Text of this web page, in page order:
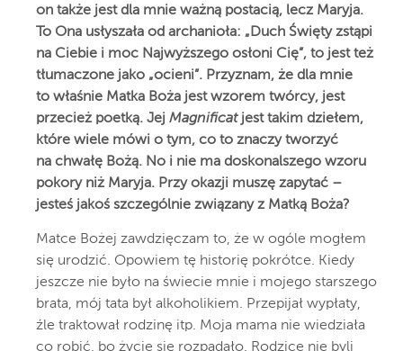
on także jest dla mnie ważną postacią, lecz Maryja.
To Ona usłyszała od archanioła: „Duch Święty zstąpi
na Ciebie i moc Najwyższego osłoni Cię”, to jest też
tłumaczone jako „ocieni”. Przyznam, że dla mnie
to właśnie Matka Boża jest wzorem twórcy, jest
przecież poetką. Jej Magnificatjest takim dziełem,
które wiele mówi o tym, co to znaczy tworzyć
na chwałę Bożą. No i nie ma doskonalszego wzoru
pokory niż Maryja. Przy okazji muszę zapytać –
jesteś jakoś szczególnie związany z Matką Boża?
Matce Bożej zawdzięczam to, że w ogóle mogłem
się urodzić. Opowiem tę historię pokrótce. Kiedy
jeszcze nie było na świecie mnie i mojego starszego
brata, mój tata był alkoholikiem. Przepijał wypłaty,
źle traktował rodzinę itp. Moja mama nie wiedziała
co robić, bo życie się rozpadało. Rodzice nie byli